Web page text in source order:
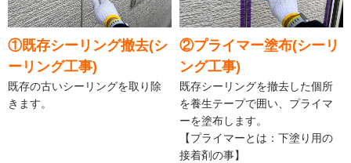
①既存シーリング撤去(シ
ーリング工事)
既存の古いシーリングを取り除
きます。
②プライマー塗布(シーリ
ング工事)
既存シーリングを撤去した個所
を養生テープで囲い、プライマ
ーを塗布します。
【プライマーとは：下塗り用の
接着剤の事】